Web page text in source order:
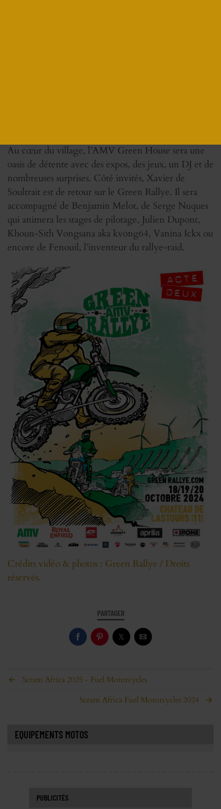
Au cœur du village, l’AMV Green House sera une
oasis de détente avec des expos, des jeux, un DJ et de
nombreuses surprises. Côté invités, Xavier de
Soultrait est de retour sur le Green Rallye. Il sera
accompagné de Benjamin Melot, de Serge Nuques
qui animera les stages de pilotage, Julien Dupont,
Khoun-Sith Vongsana aka kvong64, Vanina Ickx ou
encore de Fenouil, l’inventeur du rallye-raid.
Crédits vidéo & photos : Green Rallye / Droits
réservés.
PARTAGER
Scram Africa 2025 - Fuel Motorcycles
Scram Africa Fuel Motorcycles 2024
EQUIPEMENTS MOTOS
PUBLICITÉS